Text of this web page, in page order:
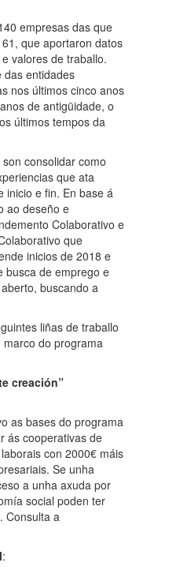
empresas das que
que aportaron datos
valores de traballo.
das entidades
nos últimos cinco anos
de antigüidade, o
últimos tempos da
consolidar como
que ata
inicio e fin. En base á
ao deseño e
Colaborativo e
que
inicios de 2018 e
busca de emprego e
buscando a
liñas de traballo
do programa
creación”
as bases do programa
ás cooperativas de
con 2000€ máis
Se unha
a unha axuda por
social poden ter
Consulta a
: